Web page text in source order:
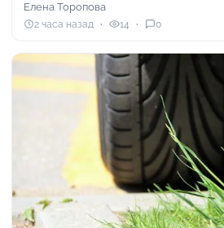
Елена Торопова
2 часа назад 14 0